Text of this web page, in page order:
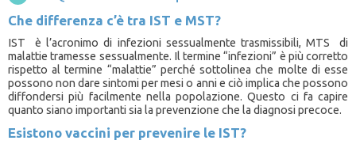
Che differenza c’è tra IST e MST?
IST è l’acronimo di infezioni sessualmente trasmissibili, MTS di
malattie tramesse sessualmente. Il termine “infezioni” è più corretto
rispetto al termine “malattie” perché sottolinea che molte di esse
possono non dare sintomi per mesi o anni e ciò implica che possono
diffondersi più facilmente nella popolazione. Questo ci fa capire
quanto siano importanti sia la prevenzione che la diagnosi precoce.
Esistono vaccini per prevenire le IST?